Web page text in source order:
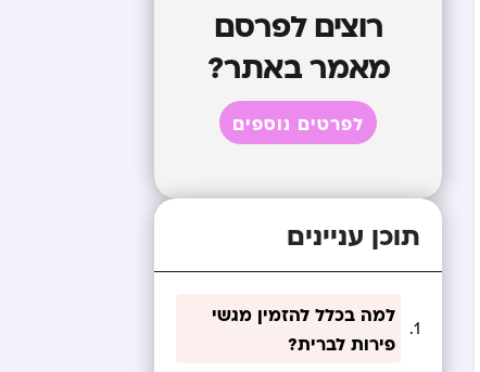
רוצים לפרסם
מאמר באתר?
לפרטים נוספים
תוכן עניינים
למה בכלל להזמין מגשי
פירות לברית?